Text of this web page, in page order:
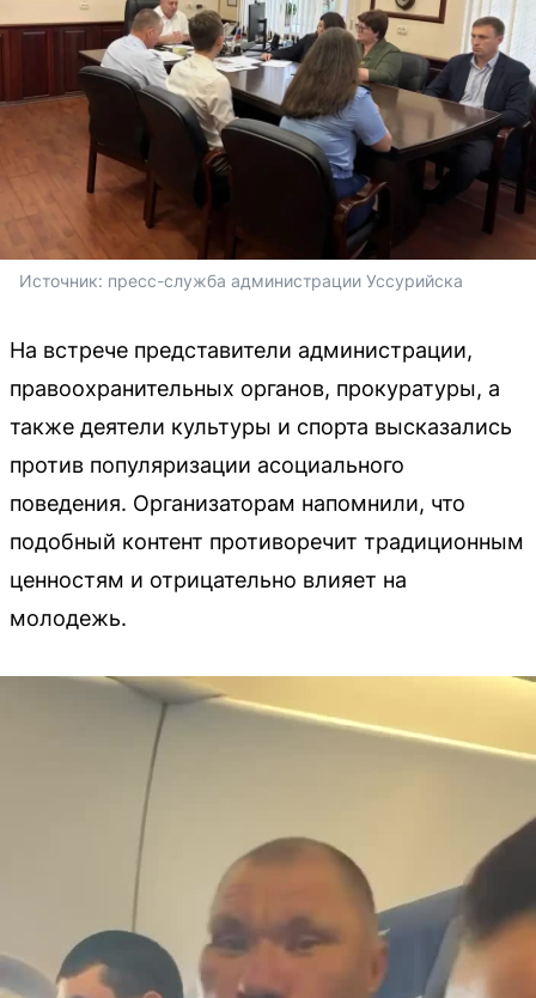
Источник: пресс-служба администрации Уссурийска
На встрече представители администрации,
правоохранительных органов, прокуратуры, а
также деятели культуры и спорта высказались
против популяризации асоциального
поведения. Организаторам напомнили, что
подобный контент противоречит традиционным
ценностям и отрицательно влияет на
молодежь.